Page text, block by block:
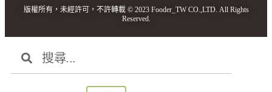
版權所有，未經許可，不許轉載 © 2023 Fooder_TW CO.,LTD. All Rights
Reserved.